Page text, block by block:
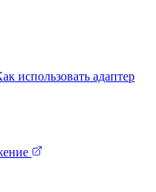
использовать адаптер